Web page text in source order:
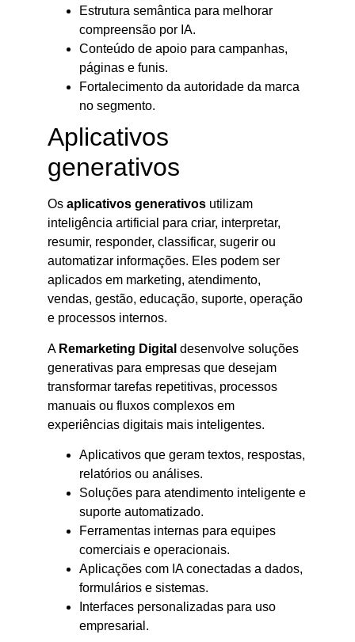
Estrutura semântica para melhorar
compreensão por IA.
Conteúdo de apoio para campanhas,
páginas e funis.
Fortalecimento da autoridade da marca
no segmento.
Aplicativos
generativos
Os aplicativos generativos utilizam
inteligência artificial para criar, interpretar,
resumir, responder, classificar, sugerir ou
automatizar informações. Eles podem ser
aplicados em marketing, atendimento,
vendas, gestão, educação, suporte, operação
e processos internos.
A Remarketing Digital desenvolve soluções
generativas para empresas que desejam
transformar tarefas repetitivas, processos
manuais ou fluxos complexos em
experiências digitais mais inteligentes.
Aplicativos que geram textos, respostas,
relatórios ou análises.
Soluções para atendimento inteligente e
suporte automatizado.
Ferramentas internas para equipes
comerciais e operacionais.
Aplicações com IA conectadas a dados,
formulários e sistemas.
Interfaces personalizadas para uso
empresarial.